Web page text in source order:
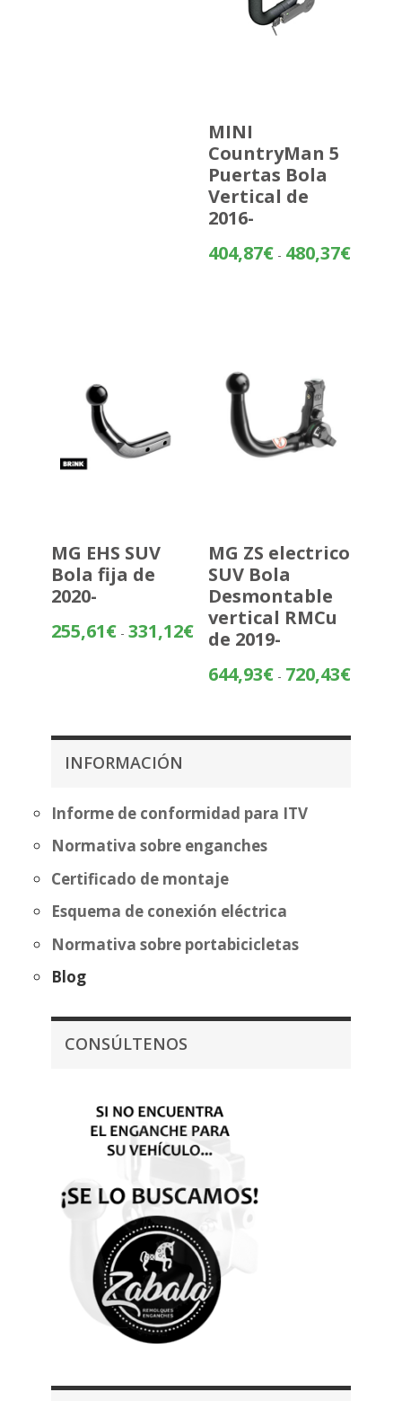
MINI
CountryMan 5
Puertas Bola
Vertical de
2016-
404,87€ - 480,37€Rango
MG EHS SUV
Bola fija de
2020-
255,61€ - 331,12€Rango
precios:
MG ZS electrico
SUV Bola
Desmontable
vertical RMCu
de 2019-
644,93€ - 720,43€Rango
INFORMACIÓN
Informe de conformidad para ITV
Normativa sobre enganches
Certificado de montaje
Esquema de conexión eléctrica
Normativa sobre portabicicletas
Blog
CONSÚLTENOS